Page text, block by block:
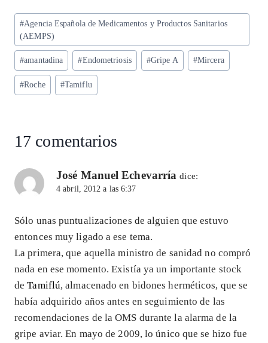
ts
A
p
p
eg
m
eb
o
k
ke
n
ai re
Etiquetas
de
la
entrada:
#Agencia Española de Medicamentos y Productos Sanitarios
(AEMPS)
#amantadina #Endometriosis #Gripe A #Mircera
#Roche #Tamiflu
17 comentarios
José Manuel Echevarría dice:
4 abril, 2012 a las 6:37
Sólo unas puntualizaciones de alguien que estuvo
entonces muy ligado a ese tema.
La primera, que aquella ministro de sanidad no compró
nada en ese momento. Existía ya un importante stock
deTamiflú, almacenado en bidones herméticos, que se
había adquirido años antes en seguimiento de las
recomendaciones de la OMS durante la alarma de la
gripe aviar. En mayo de 2009, lo único que se hizo fue